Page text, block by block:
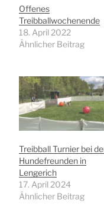
Offenes
Treibballwochenende
18. April 2022
Ähnlicher Beitrag
Treibball Turnier bei
Hundefreunden in
Lengerich
17. April 2024
Ähnlicher Beitrag